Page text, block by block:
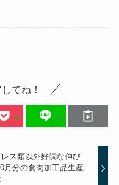
てね！
レス類以外好調な伸び--
月分の食肉加工品生産